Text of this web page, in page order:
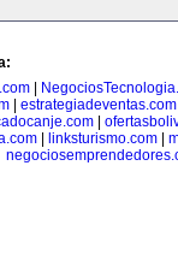
estrategiadeventas.com
|
| linksturismo.com|